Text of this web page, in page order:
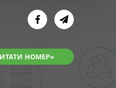
НОМЕР»